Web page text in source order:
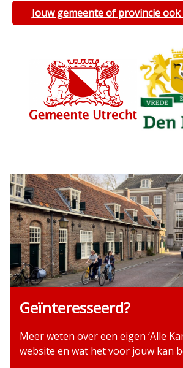
Jouw gemeente of provincie ook
Geïnteresseerd?
Meer weten over een eigen ‘Alle
website en wat het voor jouw kan